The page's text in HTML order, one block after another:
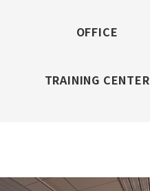
OFFICE
TRAINING CENTER